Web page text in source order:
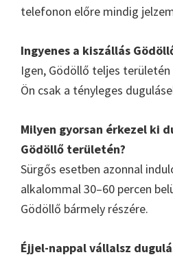
telefonon előre mindig
Ingyenes a kiszállás
Igen, Gödöllő teljes területén
Ön csak a tényleges
Milyen gyorsan érkezel ki
Gödöllő területén?
Sürgős esetben azonnal
alkalommal 30–60 percen
Gödöllő bármely részére.
Éjjel-nappal vállalsz